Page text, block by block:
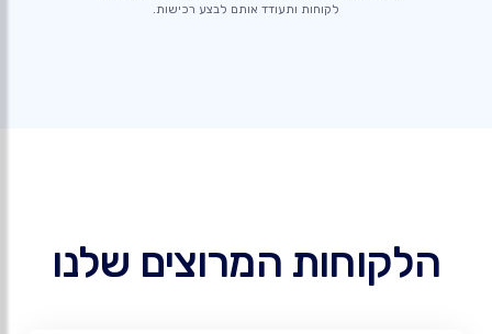
לקוחות ותעודד אותם לבצע רכישות.
הלקוחות המרוצים שלנו